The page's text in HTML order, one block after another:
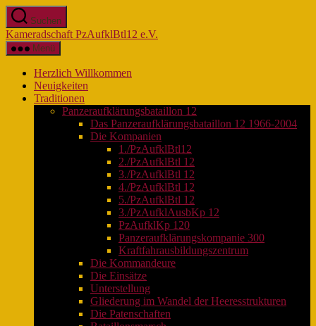
Zum
Inhalt
springen
Suchen
Kameradschaft PzAufklBtl12 e.V.
Menü
Herzlich Willkommen
Neuigkeiten
Traditionen
Panzeraufklärungsbataillon 12
Das Panzeraufklärungsbataillon 12 1966-2004
Die Kompanien
1./PzAufklBtl12
2./PzAufklBtl 12
3./PzAufklBtl 12
4./PzAufklBtl 12
5./PzAufklBtl 12
3./PzAufklAusbKp 12
PzAufklKp 120
Panzeraufklärungskompanie 300
Kraftfahrausbildungszentrum
Die Kommandeure
Die Einsätze
Unterstellung
Gliederung im Wandel der Heeresstrukturen
Die Patenschaften